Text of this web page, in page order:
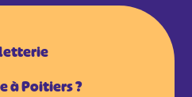
à Poitiers ?